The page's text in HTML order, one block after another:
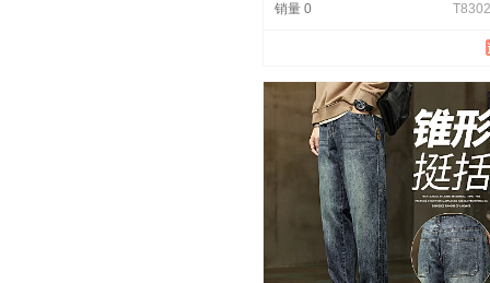
销量 0